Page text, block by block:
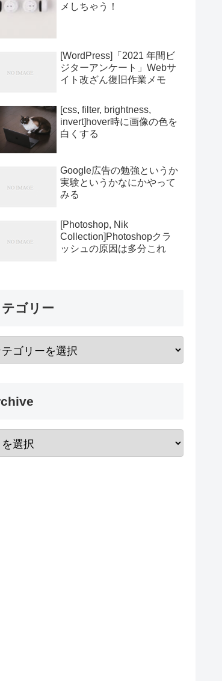
メしちゃう！
[WordPress]「2021 年間ビ
ジターアンケート」Webサ
イト改ざん復旧作業メモ
[css, filter, brightness,
invert]hover時に画像の色を
白くする
Google広告の勉強というか
実験というかなにかやって
みる
[Photoshop, Nik
Collection]Photoshopクラ
ッシュの原因は多分これ
テゴリー